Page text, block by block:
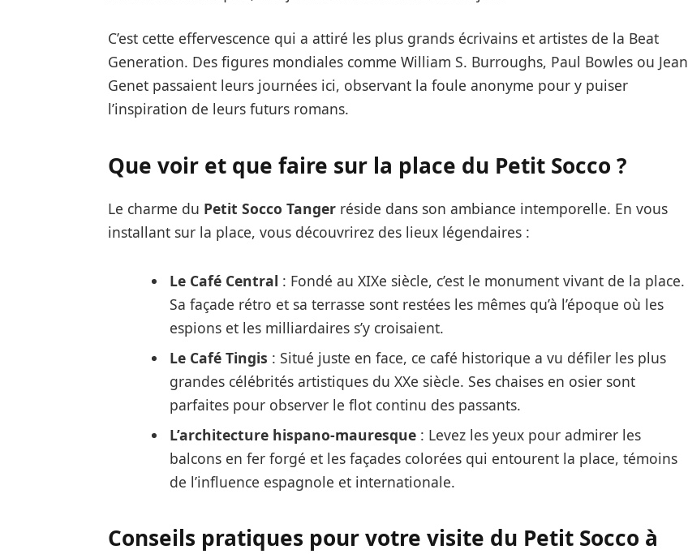
C’est cette effervescence qui a attiré les plus grands écrivains et artistes de la Beat
Generation. Des figures mondiales comme William S. Burroughs, Paul Bowles ou Jean
Genet passaient leurs journées ici, observant la foule anonyme pour y puiser
l’inspiration de leurs futurs romans.
Que voir et que faire sur la place du Petit Socco ?
Le charme du Petit Socco Tangerréside dans son ambiance intemporelle. En vous
installant sur la place, vous découvrirez des lieux légendaires :
Le Café Central : Fondé au XIXe siècle, c’est le monument vivant de la place.
Sa façade rétro et sa terrasse sont restées les mêmes qu’à l’époque où les
espions et les milliardaires s’y croisaient.
Le Café Tingis : Situé juste en face, ce café historique a vu défiler les plus
grandes célébrités artistiques du XXe siècle. Ses chaises en osier sont
parfaites pour observer le flot continu des passants.
L’architecture hispano-mauresque: Levez les yeux pour admirer les
balcons en fer forgé et les façades colorées qui entourent la place, témoins
de l’influence espagnole et internationale.
Conseils pratiques pour votre visite du Petit Socco à